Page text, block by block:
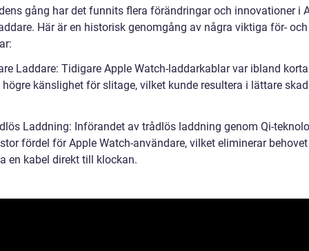
gång har det funnits flera förändringar och innovationer i
Här är en historisk genomgång av några viktiga för- och
Laddare: Tidigare Apple Watch-laddarkablar var ibland
högre känslighet för slitage, vilket kunde resultera i lättare
Laddning: Införandet av trådlös laddning genom Qi-
fördel för Apple Watch-användare, vilket eliminerar
en kabel direkt till klockan.